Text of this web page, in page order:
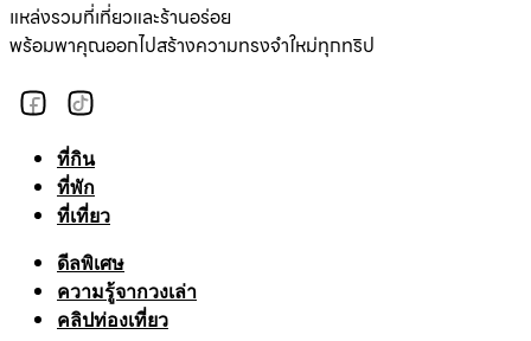
แหล่งรวมที่เที่ยวและร้านอร่อย
พร้อมพาคุณออกไปสร้างความทรงจำใหม่ทุกทริป
ที่กิน
ที่พัก
ที่เที่ยว
ดีลพิเศษ
ความรู้จากวงเล่า
คลิปท่องเที่ยว